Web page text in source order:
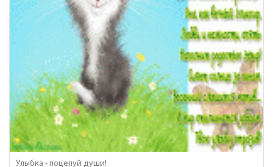
Улыбка - поцелуй души!